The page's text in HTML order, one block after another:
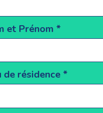
et Prénom *
de résidence *